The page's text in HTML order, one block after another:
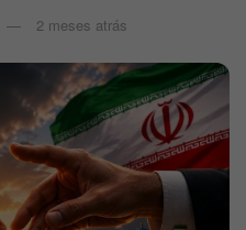
2 meses atrás